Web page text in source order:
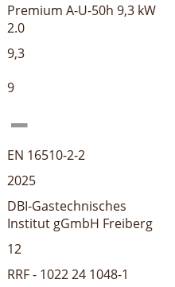
Premium A-U-50h 9,3 kW
2.0
9,3
9
EN 16510-2-2
2025
DBI-Gastechnisches
Institut gGmbH Freiberg
12
RRF - 1022 24 1048-1